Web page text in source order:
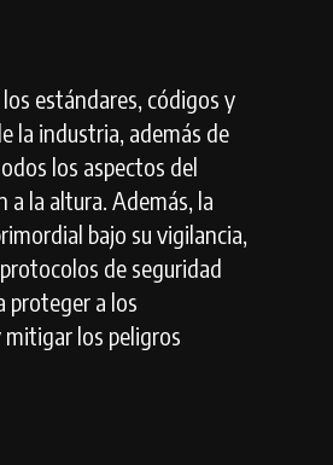
estándares, códigos y
la industria, además de
los aspectos del
a la altura. Además, la
bajo su vigilancia,
de seguridad
proteger a los
los peligros